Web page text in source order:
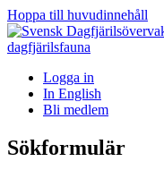
Hoppa till huvudinnehåll
Logga in
In English
Bli medlem
Sökformulär